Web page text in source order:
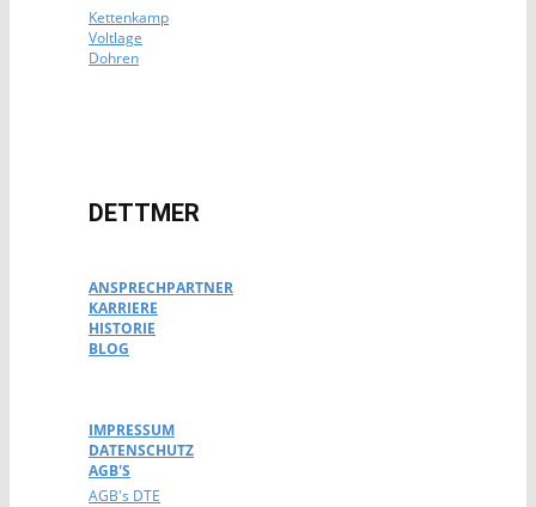
Kettenkamp
Voltlage
Dohren
DETTMER
ANSPRECHPARTNER
KARRIERE
HISTORIE
BLOG
IMPRESSUM
DATENSCHUTZ
AGB'S
AGB's DTE